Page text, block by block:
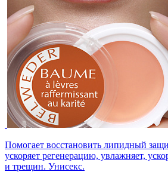
Помогает восстановить липидный
ускоряет регенерацию, увлажняет,
и трещин. Унисекс.